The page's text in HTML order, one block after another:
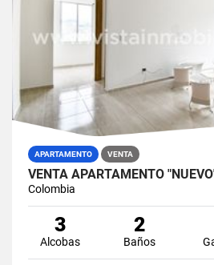
APARTAMENTO VENTA
VENTA APARTAMENTO
Colombia
3
Alcobas
2
Baños